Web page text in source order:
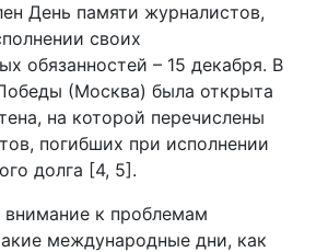
День памяти журналистов,
своих
обязанностей – 15 декабря. В
(Москва) была открыта
на которой перечислены
погибших при исполнении
долга [4, 5].
к проблемам
международные дни, как